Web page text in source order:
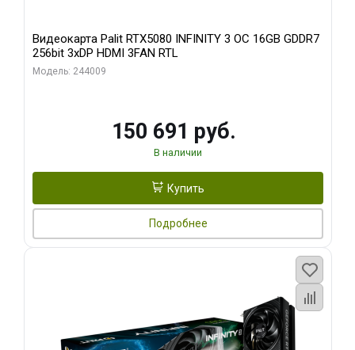
Видеокарта Palit RTX5080 INFINITY 3 OC 16GB GDDR7
256bit 3xDP HDMI 3FAN RTL
Модель: 244009
150 691 руб.
В наличии
Купить
Подробнее